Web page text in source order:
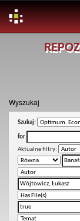
Wyszukaj
Szukaj:
for
Aktualne filtry: